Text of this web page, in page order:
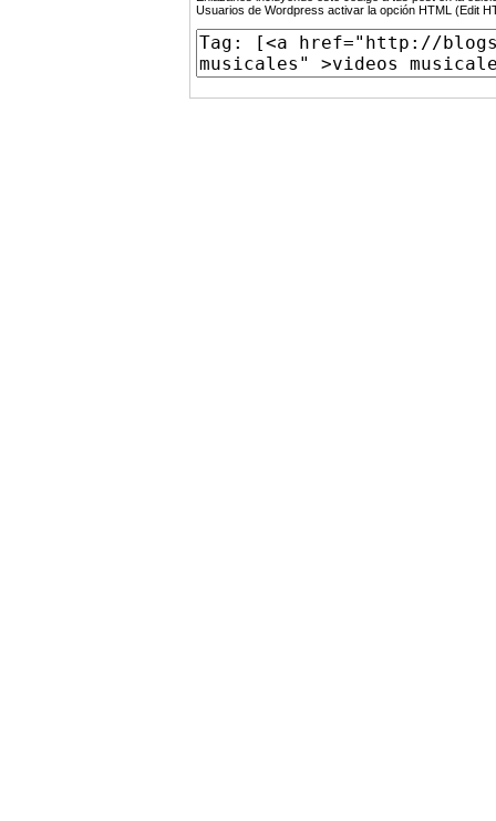
Usuarios de Wordpress activar la opción HTML (Edit